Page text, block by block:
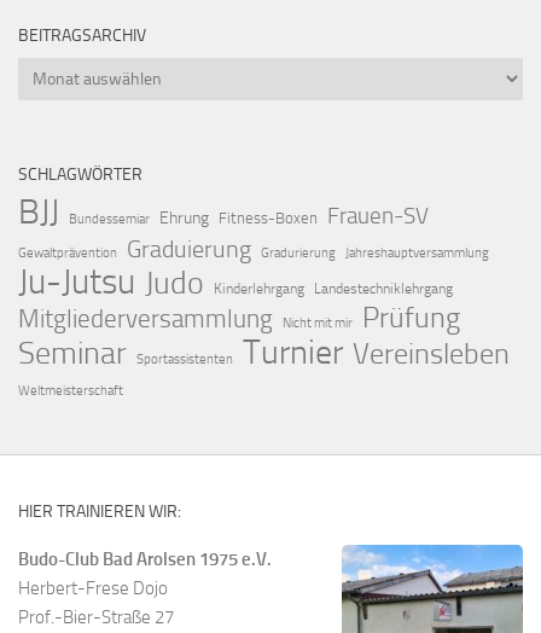
BEITRAGSARCHIV
Beitragsarchiv
SCHLAGWÖRTER
BJJ Bundessemiar Ehrung Fitness-Boxen Frauen-SV
Gewaltprävention Graduierung Gradurierung Jahreshauptversammlung
Ju-Jutsu Judo Kinderlehrgang Landestechniklehrgang
Mitgliederversammlung Nicht mit mir Prüfung
Seminar Sportassistenten Turnier Vereinsleben
Weltmeisterschaft
HIER TRAINIEREN WIR:
Budo-Club Bad Arolsen 1975 e.V.
Herbert-Frese Dojo
Prof.-Bier-Straße 27